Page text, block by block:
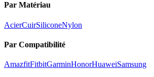
Par Matériau
AcierCuirSiliconeNylon
Par Compatibilité
AmazfitFitbitGarminHonorHuaweiSamsung